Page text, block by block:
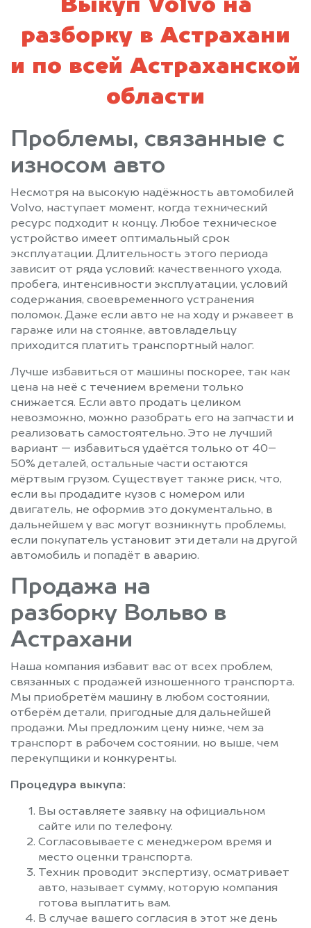
Выкуп Volvo на
разборку в Астрахани
и по всей Астраханской
области
Проблемы, связанные с
износом авто
Несмотря на высокую надёжность автомобилей
Volvo, наступает момент, когда технический
ресурс подходит к концу. Любое техническое
устройство имеет оптимальный срок
эксплуатации. Длительность этого периода
зависит от ряда условий: качественного ухода,
пробега, интенсивности эксплуатации, условий
содержания, своевременного устранения
поломок. Даже если авто не на ходу и ржавеет в
гараже или на стоянке, автовладельцу
приходится платить транспортный налог.
Лучше избавиться от машины поскорее, так как
цена на неё с течением времени только
снижается. Если авто продать целиком
невозможно, можно разобрать его на запчасти и
реализовать самостоятельно. Это не лучший
вариант — избавиться удаётся только от 40–
50% деталей, остальные части остаются
мёртвым грузом. Существует также риск, что,
если вы продадите кузов с номером или
двигатель, не оформив это документально, в
дальнейшем у вас могут возникнуть проблемы,
если покупатель установит эти детали на другой
автомобиль и попадёт в аварию.
Продажа на
разборку Вольво в
Астрахани
Наша компания избавит вас от всех проблем,
связанных с продажей изношенного транспорта.
Мы приобретём машину в любом состоянии,
отберём детали, пригодные для дальнейшей
продажи. Мы предложим цену ниже, чем за
транспорт в рабочем состоянии, но выше, чем
перекупщики и конкуренты.
Процедура выкупа:
Вы оставляете заявку на официальном
сайте или по телефону.
Согласовываете с менеджером время и
место оценки транспорта.
Техник проводит экспертизу, осматривает
авто, называет сумму, которую компания
готова выплатить вам.
В случае вашего согласия в этот же день